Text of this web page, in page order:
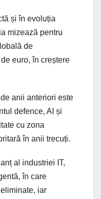
și în evoluția
mizează pentru
de
euro, în creștere
anii anteriori este
defence, AI și
cu zona
în anii trecuți.
al industriei IT,
în care
iar